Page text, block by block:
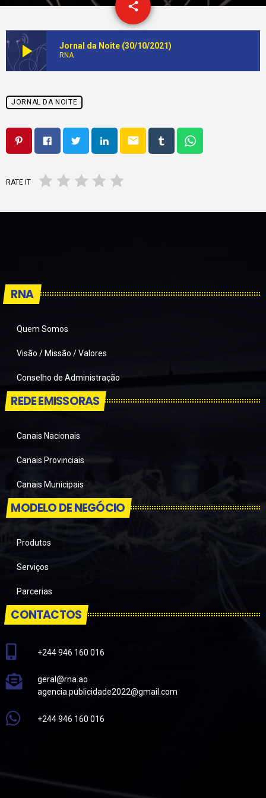
share
email
play_arrow Jornal da Noite (30/10/2021)
RNA
JORNAL DA NOITE
email
RATE IT
RNA
Quem Somos
Visão / Missão / Valores
Conselho de Administração
REDE EMISSORAS
Canais Nacionais
Canais Provinciais
Canais Municipais
MODELO DE NEGÓCIO
Produtos
Serviços
Parcerias
CONTACTOS
+244 946 160 016
geral@rna.ao
agencia.publicidade2022@gmail.com
+244 946 160 016